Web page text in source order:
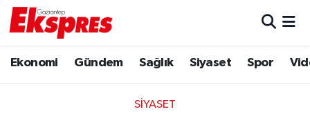
Ekonomi Gündem Sağlık Siyaset Spor
SIYASET
Ekonomi
Trafik Durumu